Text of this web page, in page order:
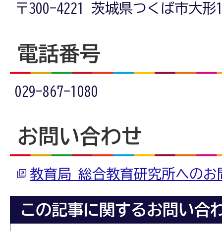
〒300-4221 茨城県つくば市大形
電話番号
029-867-1080
お問い合わせ
教育局 総合教育研究所へのお
この記事に関するお問い合